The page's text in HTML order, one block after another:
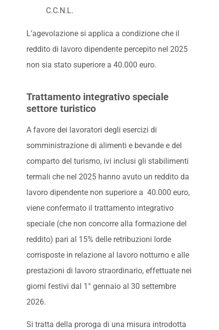
C.C.N.L.
L’agevolazione si applica a condizione che il
reddito di lavoro dipendente percepito nel 2025
non sia stato superiore a 40.000 euro.
Trattamento integrativo speciale
settore turistico
A favore dei lavoratori degli esercizi di
somministrazione di alimenti e bevande e del
comparto del turismo, ivi inclusi gli stabilimenti
termali che nel 2025 hanno avuto un reddito da
lavoro dipendente non superiore a 40.000 euro,
viene confermato il trattamento integrativo
speciale (che non concorre alla formazione del
reddito) pari al 15% delle retribuzioni lorde
corrisposte in relazione al lavoro notturno e alle
prestazioni di lavoro straordinario, effettuate nei
giorni festivi dal 1° gennaio al 30 settembre
2026.
Si tratta della proroga di una misura introdotta